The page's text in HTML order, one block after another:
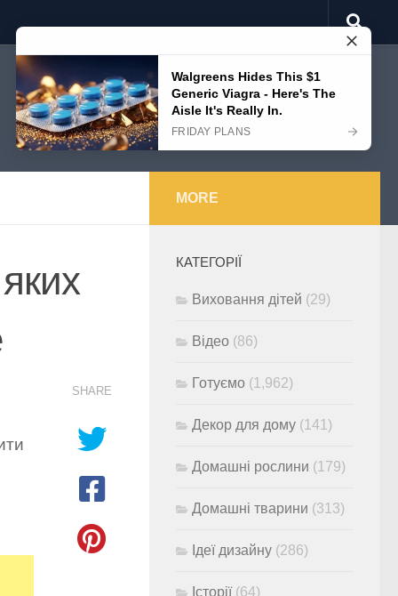
SHARE
MORE
КАТЕГОРІЇ
Виховання дітей (29)
Відео (86)
Готуємо (1,962)
Декор для дому (141)
Домашні рослини (179)
Домашні тварини (313)
Ідеї дизайну (286)
Історії(64)